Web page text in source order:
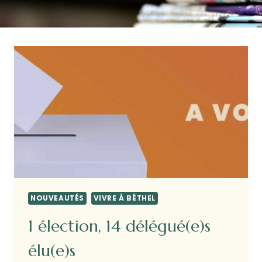
NOUVEAUTÉS VIVRE À BÉTHEL
1 élection, 14 délégué(e)s
élu(e)s